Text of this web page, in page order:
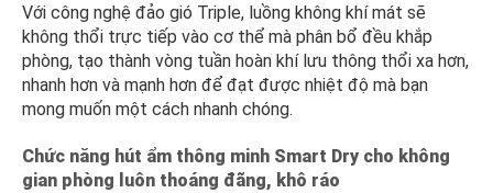
Với công nghệ đảo gió Triple, luồng không khí mát sẽ
không thổi trực tiếp vào cơ thể mà phân bổ đều khắp
phòng, tạo thành vòng tuần hoàn khí lưu thông thổi xa hơn,
nhanh hơn và mạnh hơn để đạt được nhiệt độ mà bạn
mong muốn một cách nhanh chóng.
Chức năng hút ẩm thông minh Smart Dry cho không
gian phòng luôn thoáng đãng, khô ráo